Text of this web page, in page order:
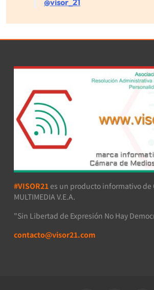
#VISOR21 es un producto informativo de
MULTIMEDIA V.E.A.
"Sin Libertad de Expresión No Hay
contacto@visor21.com